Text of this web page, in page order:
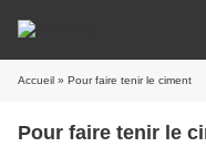
Accueil » Pour faire tenir le ciment
Pour faire tenir le